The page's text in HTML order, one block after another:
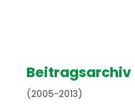
Beitragsarchiv
(2005-2013)